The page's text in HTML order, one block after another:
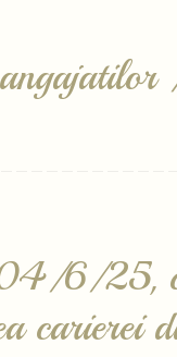
6/25,
carierei